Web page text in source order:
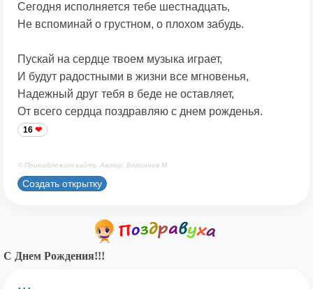
Сегодня исполняется тебе шестнадцать,
Не вспоминай о грустном, о плохом забудь.
Пускай на сердце твоем музыка играет,
И будут радостными в жизни все мгновенья,
Надежный друг тебя в беде не оставляет,
От всего сердца поздравляю с днем рожденья.
16
© Принадлежит сайту. Автор: Берсанов М.
Создать открытку
С Днем Рождения!!!